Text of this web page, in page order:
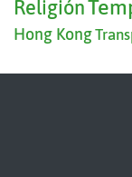
Religión
Hong Kong